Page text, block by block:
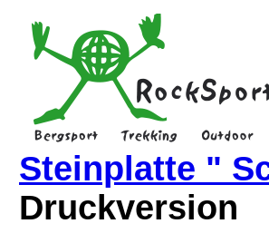
Steinplatte "
Druckversion